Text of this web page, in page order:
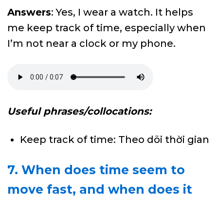
Answers: Yes, I wear a watch. It helps
me keep track of time, especially when
I’m not near a clock or my phone.
Useful phrases/collocations:
Keep track of time: Theo dõi thời gian
7. When does time seem to
move fast, and when does it